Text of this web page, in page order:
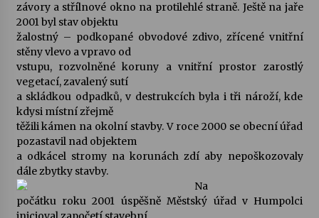
22. 7. 2026
Vysočinka
17. 7. 2026
Ozvěny prázdnin
14. 7. 2026
Za kulturou kousek za Humpolec. V Želivě ožije
odkaz Josefa Čapka
13. 7. 2026
závory a střílnové okno na protilehlé straně. Ještě na jaře
2001 byl stav objektu
žalostný – podkopané obvodové zdivo, zřícené vnitřní
stěny vlevo a vpravo od
vstupu, rozvolněné koruny a vnitřní prostor zarostlý
vegetací, zavalený sutí
a skládkou odpadků, v destrukcích byla i tři nároží, kde
kdysi místní zřejmě
těžili kámen na okolní stavby. V roce 2000 se obecní úřad
pozastavil nad objektem
a odkácel stromy na korunách zdí aby nepoškozovaly
dále zbytky stavby.
Na
počátku roku 2001 úspěšně Městský úřad v Humpolci